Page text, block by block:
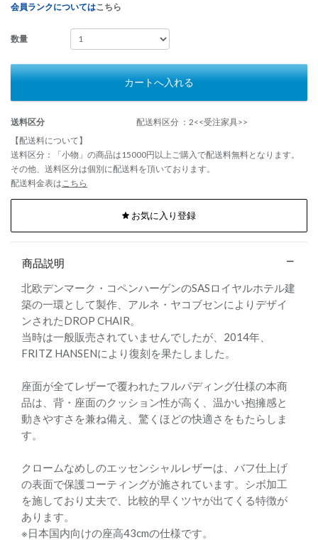
会員ランクについてはこちら
数量
カートへ入れる
送料区分
配送料区分 ：2<<受注家具>>
【配送料について】
送料区分：「小物」の商品は15000円以上ご購入で配送料無料となります。
その他、送料区分は個別に配送料を頂いております。
配送料金表は こちら
お気に入り登録
商品説明
北欧デンマーク・コペンハーゲンのSASロイヤルホテル建
築の一環として製作、アルネ・ヤコブセンによりデザイ
ンされたDROP CHAIR。
当時は一般販売されていませんでしたが、2014年、
FRITZ HANSENにより復刻を果たしました。
座面が全てレザーで覆われたフルパディング仕様の本商
品は、背・座面のクッション性が高く、温かい抱擁感と
動きやすさを兼ね備え、驚くほどの快適さをもたらしま
す。
クロームなめしのエッセンシャルレザーは、バフ仕上げ
の表面で保護コーティングが施されています。シボ加工
を施しており丈夫で、比較的早くツヤが出てくる特徴が
あります。
※日本国内向けの座高43cmの仕様です。